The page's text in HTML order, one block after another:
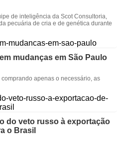
de inteligência da Scot Consultoria,
pecuária de cria e de genética durante
mudanças em São Paulo
apenas o necessário, as
do veto russo à exportação
o Brasil